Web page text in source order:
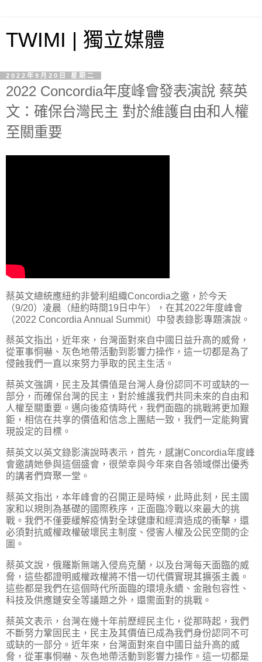
TWIMI | 獨立媒體
2022年9月20日 星期二
2022 Concordia年度峰會發表演說 蔡英
文：確保台灣民主 對於維護自由和人權
至關重要
蔡英文總統應紐約非營利組織Concordia之邀，於今天
（9/20）凌晨（紐約時間19日中午），在其2022年度峰會
（2022 Concordia Annual Summit）中發表錄影專題演說。
蔡英文指出，近年來，台灣面對來自中國日益升高的威脅，
從軍事恫嚇、灰色地帶活動到影響力操作，這一切都是為了
侵蝕我們一直以來努力爭取的民主生活。
蔡英文強調，民主及其價值是台灣人身份認同不可或缺的一
部分，而確保台灣的民主，對於維護我們共同未來的自由和
人權至關重要。邁向後疫情時代，我們面臨的挑戰將更加艱
鉅，相信在共享的價值和信念上團結一致，我們一定能夠實
現設定的目標。
蔡英文以英文錄影演說時表示，首先，感謝Concordia年度峰
會邀請她參與這個盛會，很榮幸與今年來自各領域傑出優秀
的講者們齊聚一堂。
蔡英文指出，本年峰會的召開正是時候，此時此刻，民主國
家和以規則為基礎的國際秩序，正面臨冷戰以來最大的挑
戰。我們不僅要緩解疫情對全球健康和經濟造成的衝擊，還
必須對抗威權政權破壞民主制度、侵害人權及公民空間的企
圖。
蔡英文說，俄羅斯無端入侵烏克蘭，以及台灣每天面臨的威
脅，這些都證明威權政權將不惜一切代價實現其擴張主義。
這些都是我們在這個時代所面臨的環境永續、金融包容性、
科技及供應鏈安全等議題之外，還需面對的挑戰。
蔡英文表示，台灣在幾十年前歷經民主化，從那時起，我們
不斷努力鞏固民主，民主及其價值已成為我們身份認同不可
或缺的一部分。近年來，台灣面對來自中國日益升高的威
脅，從軍事恫嚇、灰色地帶活動到影響力操作。這一切都是